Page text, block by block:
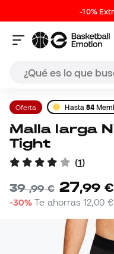
-10%
Oferta Hasta 84
Malla larga Nike Pro Dri-Fit
Tight
(1)
39,99 € 27,99 €
-30% Te ahorras12,00 €